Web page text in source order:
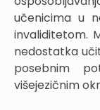
učenicima u
invaliditetom.
nedostatka
posebnim
višejezičnim